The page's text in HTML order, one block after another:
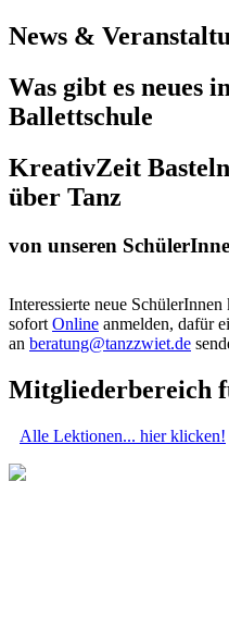
News &
Was gibt es neues
Ballettschule
KreativZeit
über Tanz
von unseren
Interessierte neue SchülerInnen
sofort Online anmelden, dafür
an beratung@tanzzwiet.de
Mitgliederbereich
Alle Lektionen... hier klicken!